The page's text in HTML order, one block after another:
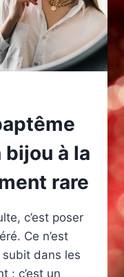
bijou à la
rare
c’est poser
Ce n’est
subit dans les
: c’est un